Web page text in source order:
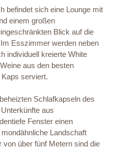
befindet sich eine Lounge mit
einem großen
Blick auf die
Esszimmer werden neben
individuell kreierte White
aus den besten
serviert.
Schlafkapseln des
aus
Fenster einen
Landschaft
über fünf Metern sind die